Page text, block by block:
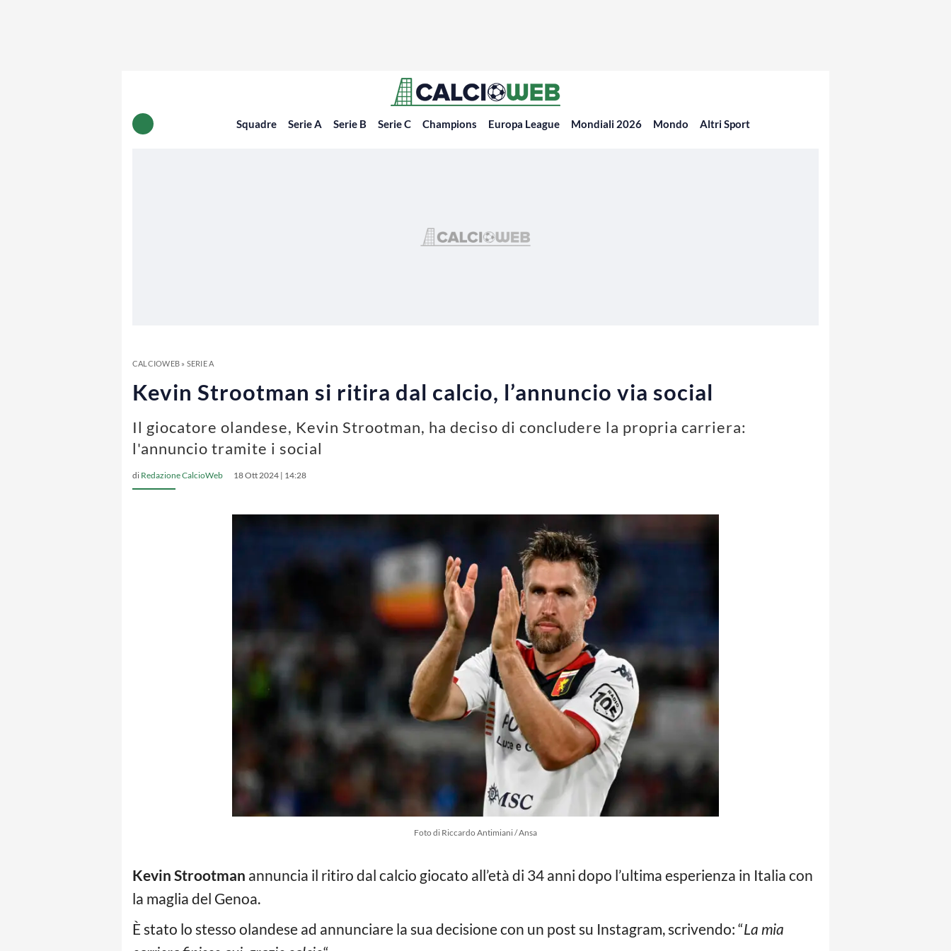
Squadre Serie A Serie B Serie C Champions Europa League Mondiali 2026 Mondo Altri Sport
CALCIOWEB» SERIE A
Kevin Strootman si ritira dal calcio, l’annuncio via social
Il giocatore olandese, Kevin Strootman, ha deciso di concludere la propria carriera:
l'annuncio tramite i social
di Redazione CalcioWeb 18 Ott 2024 | 14:28
Foto di Riccardo Antimiani / Ansa
Kevin Strootman annuncia il ritiro dal calcio giocato all’età di 34 anni dopo l’ultima esperienza in Italia con
la maglia del Genoa.
È stato lo stesso olandese ad annunciare la sua decisione con un post su Instagram, scrivendo: “La mia